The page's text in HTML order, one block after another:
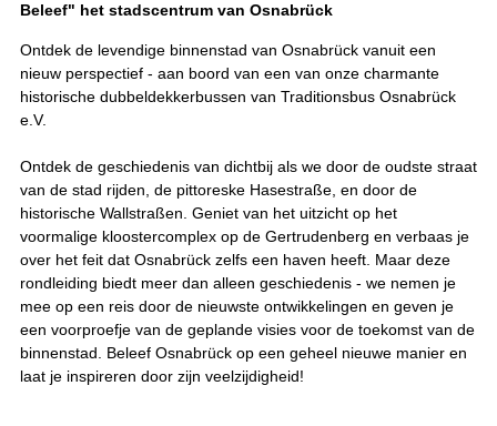
Beleef" het stadscentrum van Osnabrück
Ontdek de levendige binnenstad van Osnabrück vanuit een
nieuw perspectief - aan boord van een van onze charmante
historische dubbeldekkerbussen van Traditionsbus Osnabrück
e.V.
Ontdek de geschiedenis van dichtbij als we door de oudste straat
van de stad rijden, de pittoreske Hasestraße, en door de
historische Wallstraßen. Geniet van het uitzicht op het
voormalige kloostercomplex op de Gertrudenberg en verbaas je
over het feit dat Osnabrück zelfs een haven heeft. Maar deze
rondleiding biedt meer dan alleen geschiedenis - we nemen je
mee op een reis door de nieuwste ontwikkelingen en geven je
een voorproefje van de geplande visies voor de toekomst van de
binnenstad. Beleef Osnabrück op een geheel nieuwe manier en
laat je inspireren door zijn veelzijdigheid!